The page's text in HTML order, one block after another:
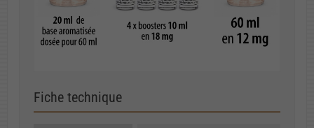
Fiche technique